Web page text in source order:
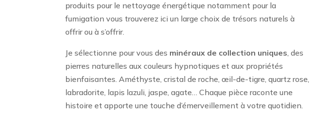
produits pour le nettoyage énergétique notamment pour la
fumigation vous trouverez ici un large choix de trésors naturels à
offrir ou à s’offrir.
Je sélectionne pour vous des minéraux de collection uniques, des
pierres naturelles aux couleurs hypnotiques et aux propriétés
bienfaisantes. Améthyste, cristal de roche, œil-de-tigre, quartz rose,
labradorite, lapis lazuli, jaspe, agate… Chaque pièce raconte une
histoire et apporte une touche d’émerveillement à votre quotidien.